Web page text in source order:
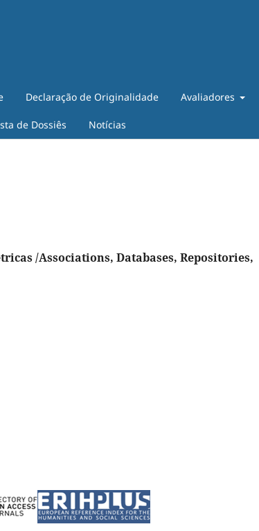
Declaração de Originalidade Avaliadores
de Dossiês Notícias
/Associations, Databases, Repositories,